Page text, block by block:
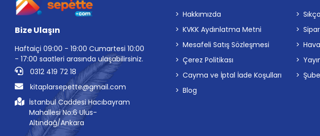
Bize Ulaşın
Haftaiçi 09:00 - 19:00 Cumartesi 10:00
- 17:00 saatleri arasında ulaşabilirsiniz.
0312 419 72 18
kitaplarsepette@gmail.com
İstanbul Caddesi Hacıbayram
Mahallesi No:6 Ulus-
Altındağ/Ankara
Hakkımızda
KVKK Aydınlatma Metni
Mesafeli Satış Sözleşmesi
Çerez Politikası
Cayma ve İptal İade Koşulları
Blog